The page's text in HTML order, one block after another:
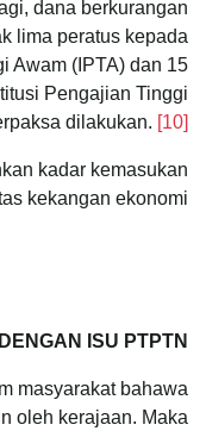
dana berkurangan
lima peratus kepada
Awam (IPTA) dan 15
Pengajian Tinggi
dilakukan. [10]
kadar kemasukan
kekangan ekonomi.
ISU PTPTN
masyarakat bahawa
oleh kerajaan. Maka